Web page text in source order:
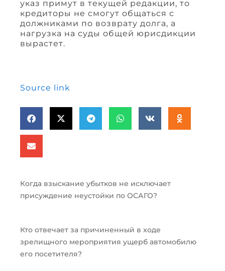
указ примут в текущей редакции, то
кредиторы не смогут общаться с
должниками по возврату долга, а
нагрузка на суды общей юрисдикции
вырастет.
Source link
Когда взыскание убытков не исключает
присуждение неустойки по ОСАГО?
Кто отвечает за причиненный в ходе
зрелищного мероприятия ущерб автомобилю
его посетителя?